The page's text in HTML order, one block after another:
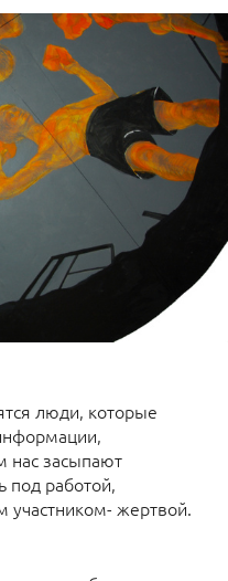
люди, которые
нас засыпают
под работой,
участником- жертвой.